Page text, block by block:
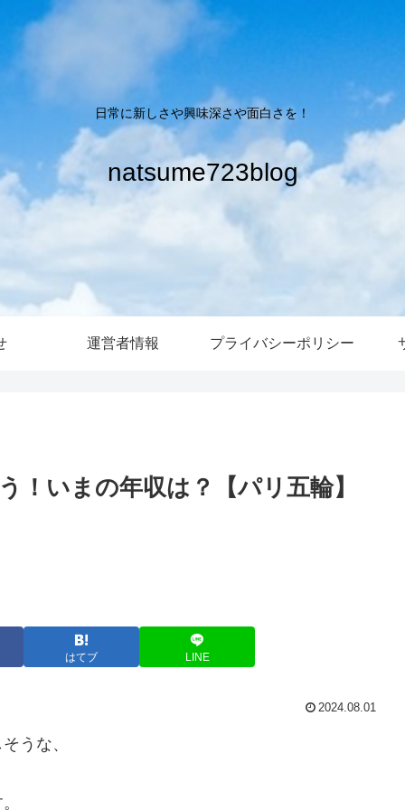
日常に新しさや興味深さや面白さを！
natsume723blog
運営者情報 プライバシーポリシー
！いまの年収は？【パリ五輪】
はてブ LINE
2024.08.01
うな、